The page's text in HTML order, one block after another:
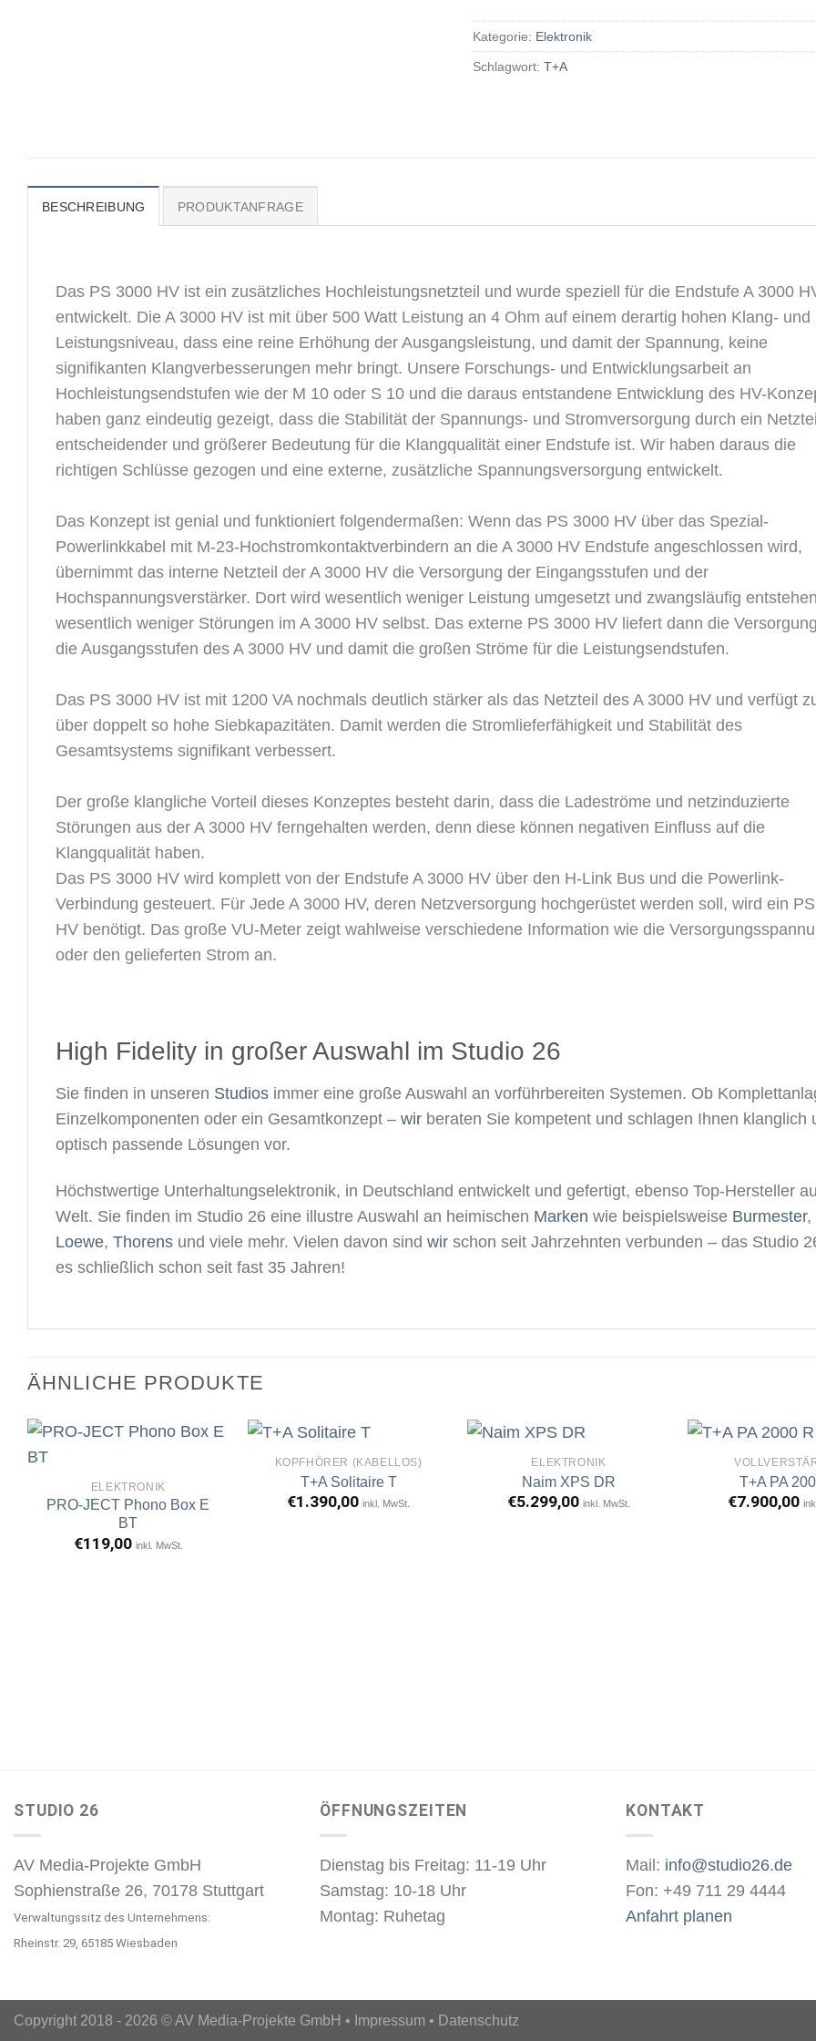
Kategorie: Elektronik
Schlagwort: T+A
BESCHREIBUNG PRODUKTANFRAGE
Das PS 3000 HV ist ein zusätzliches Hochleistungsnetzteil und wurde speziell für die Endstufe A 3000
entwickelt. Die A 3000 HV ist mit über 500 Watt Leistung an 4 Ohm auf einem derartig hohen Klang- und
Leistungsniveau, dass eine reine Erhöhung der Ausgangsleistung, und damit der Spannung, keine
signifikanten Klangverbesserungen mehr bringt. Unsere Forschungs- und Entwicklungsarbeit an
Hochleistungsendstufen wie der M 10 oder S 10 und die daraus entstandene Entwicklung des HV-
haben ganz eindeutig gezeigt, dass die Stabilität der Spannungs- und Stromversorgung durch ein
entscheidender und größerer Bedeutung für die Klangqualität einer Endstufe ist. Wir haben daraus die
richtigen Schlüsse gezogen und eine externe, zusätzliche Spannungsversorgung entwickelt.
Das Konzept ist genial und funktioniert folgendermaßen: Wenn das PS 3000 HV über das Spezial-
Powerlinkkabel mit M-23-Hochstromkontaktverbindern an die A 3000 HV Endstufe angeschlossen wird,
übernimmt das interne Netzteil der A 3000 HV die Versorgung der Eingangsstufen und der
Hochspannungsverstärker. Dort wird wesentlich weniger Leistung umgesetzt und zwangsläufig
wesentlich weniger Störungen im A 3000 HV selbst. Das externe PS 3000 HV liefert dann die
die Ausgangsstufen des A 3000 HV und damit die großen Ströme für die Leistungsendstufen.
Das PS 3000 HV ist mit 1200 VA nochmals deutlich stärker als das Netzteil des A 3000 HV und verfügt
über doppelt so hohe Siebkapazitäten. Damit werden die Stromlieferfähigkeit und Stabilität des
Gesamtsystems signifikant verbessert.
Der große klangliche Vorteil dieses Konzeptes besteht darin, dass die Ladeströme und netzinduzierte
Störungen aus der A 3000 HV ferngehalten werden, denn diese können negativen Einfluss auf die
Klangqualität haben.
Das PS 3000 HV wird komplett von der Endstufe A 3000 HV über den H-Link Bus und die Powerlink-
Verbindung gesteuert. Für Jede A 3000 HV, deren Netzversorgung hochgerüstet werden soll, wird ein
HV benötigt. Das große VU-Meter zeigt wahlweise verschiedene Information wie die
oder den gelieferten Strom an.
High Fidelity in großer Auswahl im Studio 26​
Sie finden in unseren Studios immer eine große Auswahl an vorführbereiten Systemen. Ob
Einzelkomponenten oder ein Gesamtkonzept – wir beraten Sie kompetent und schlagen Ihnen klanglich
optisch passende Lösungen vor.
Höchstwertige Unterhaltungselektronik, in Deutschland entwickelt und gefertigt, ebenso Top-Hersteller
Welt. Sie finden im Studio 26 eine illustre Auswahl an heimischen Marken wie beispielsweise Burmester,
Loewe, Thorens und viele mehr. Vielen davon sind wir schon seit Jahrzehnten verbunden – das Studio
es schließlich schon seit fast 35 Jahren!
ÄHNLICHE PRODUKTE
ELEKTRONIK
PRO-JECT Phono Box E
BT
€119,00 inkl. MwSt.
KOPFHÖRER (KABELLOS)
T+A Solitaire T
€1.390,00 inkl. MwSt.
ELEKTRONIK
Naim XPS DR
€5.299,00 inkl. MwSt.
T+A PA
€7.900,00
STUDIO 26
AV Media-Projekte GmbH
Sophienstraße 26, 70178 Stuttgart
Verwaltungssitz des Unternehmens:
Rheinstr. 29, 65185 Wiesbaden
ÖFFNUNGSZEITEN
Dienstag bis Freitag: 11-19 Uhr
Samstag: 10-18 Uhr
Montag: Ruhetag
KONTAKT
Mail: info@studio26.de
Fon: +49 711 29 4444
Anfahrt planen
Copyright 2018 - 2026 © AV Media-Projekte GmbH • Impressum • Datenschutz